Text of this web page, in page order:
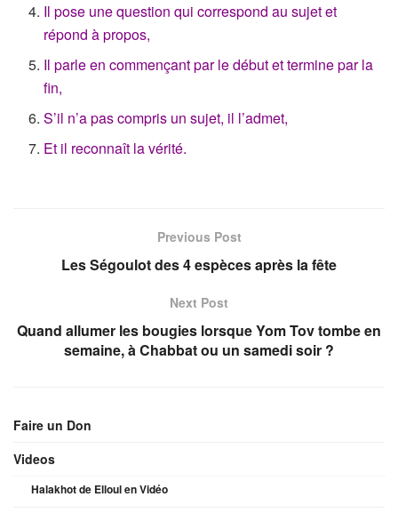
Il pose une question qui correspond au sujet et
répond à propos,
Il parle en commençant par le début et termine par la
fin,
S’il n’a pas compris un sujet, il l’admet,
Et il reconnaît la vérité.
Previous Post
Les Ségoulot des 4 espèces après la fête
Next Post
Quand allumer les bougies lorsque Yom Tov tombe en
semaine, à Chabbat ou un samedi soir ?
Faire un Don
Videos
Halakhot de Elloul en Vidéo